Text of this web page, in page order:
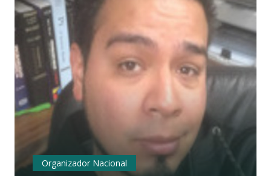
Organizador Nacional